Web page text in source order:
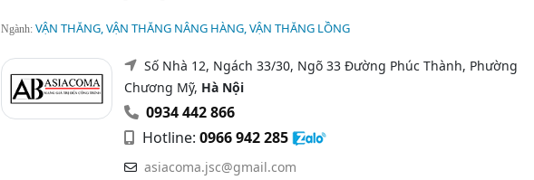
Ngành: VẬN THĂNG, VẬN THĂNG NÂNG HÀNG, VẬN THĂNG LỒNG
Số Nhà 12, Ngách 33/30, Ngõ 33 Đường Phúc Thành, Phường
Chương Mỹ, Hà Nội
0934 442 866
Hotline: 0966 942 285
asiacoma.jsc@gmail.com